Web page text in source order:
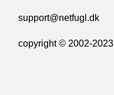
support@netfugl.dk
copyright © 2002-2023